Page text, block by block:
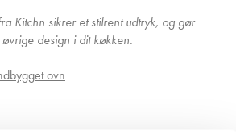
Kitchn sikrer et stilrent udtryk, og gør
design i dit køkken.
ovn